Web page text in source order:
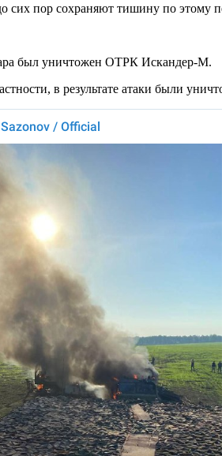
сих пор сохраняют тишину по этому
был уничтожен ОТРК Искандер-М.
в результате атаки были